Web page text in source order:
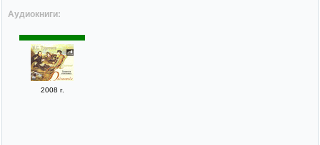
Аудиокниги:
2008 г.